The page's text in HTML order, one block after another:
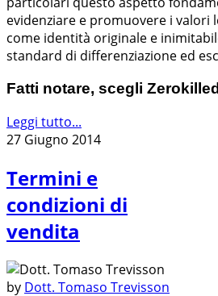
evidenziare e promuovere i valori
come identità originale e
standard di differenziazione ed
Fatti notare, scegli
Leggi tutto...
27 Giugno 2014
Termini e
condizioni di
vendita
by Dott. Tomaso Trevisson